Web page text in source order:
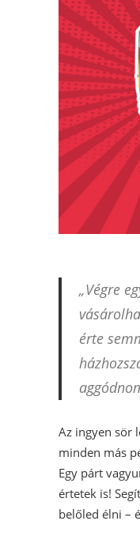
„Végre
érte
Az ingyen sör
minden más
Egy párt
értetek is!
belőled élni –